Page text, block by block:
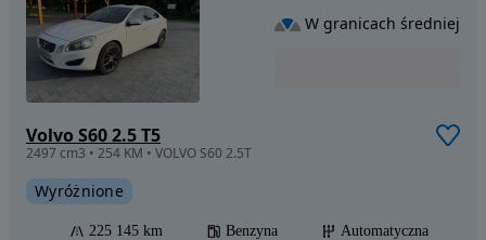
Volvo S60 2.5 T5
2497 cm3 • 254 KM • VOLVO S60 2.5T
Wyróżnione
225 145 km Benzyna
Automatyczna
W granicach średniej